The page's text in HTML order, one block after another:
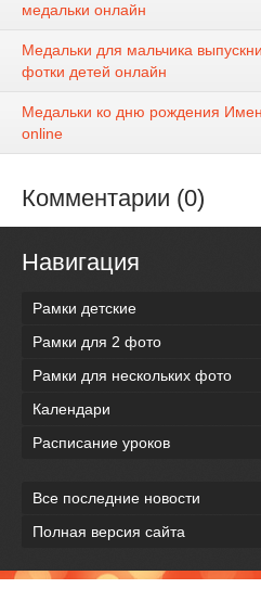
медальки онлайн
Медальки для мальчика
фотки детей онлайн
Медальки ко дню рождения
online
Комментарии (0)
Навигация
Рамки детские
Рамки для 2 фото
Рамки для нескольких фото
Календари
Расписание уроков
Все последние новости
Полная версия сайта